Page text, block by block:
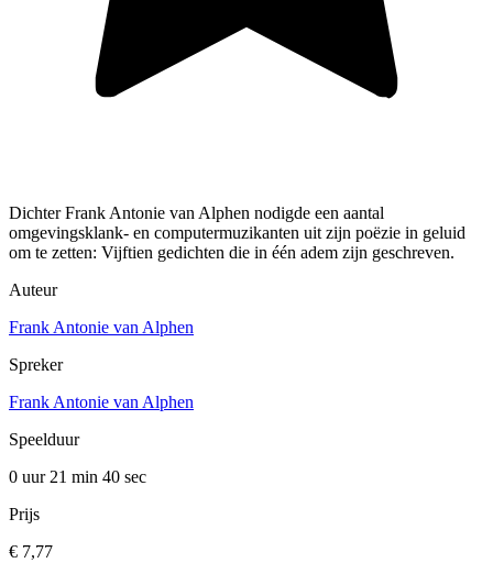
Dichter Frank Antonie van Alphen nodigde een aantal
omgevingsklank- en computermuzikanten uit zijn poëzie in geluid
om te zetten: Vijftien gedichten die in één adem zijn geschreven.
Auteur
Frank Antonie van Alphen
Spreker
Frank Antonie van Alphen
Speelduur
0 uur 21 min 40 sec
Prijs
€ 7,77